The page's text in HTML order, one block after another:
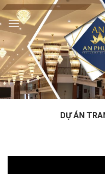
Skip
to
content
DỰ ÁN